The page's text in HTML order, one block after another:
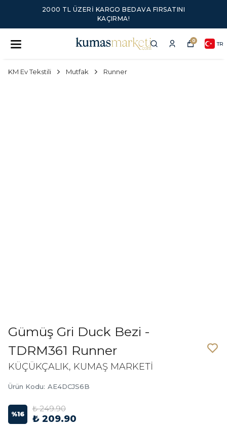
2000 TL ÜZERI KARGO BEDAVA FIRSATINI
KAÇIRMA!
0 TR
KM Ev Tekstili Mutfak Runner
Gümüş Gri Duck Bezi -
TDRM361 Runner
KÜÇÜKÇALIK, KUMAŞ MARKETİ
Ürün Kodu: AE4DCJS6B
%16
₺ 249.90
₺ 209.90